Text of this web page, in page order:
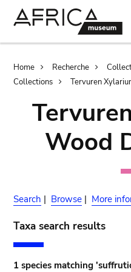
Home Recherche
Collections
Tervuren
Wood
Search | Browse | More
Taxa search results
1 species matching